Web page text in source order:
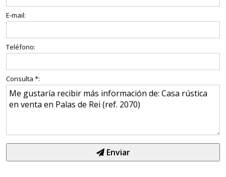
E-mail:
Teléfono:
Consulta *:
Enviar